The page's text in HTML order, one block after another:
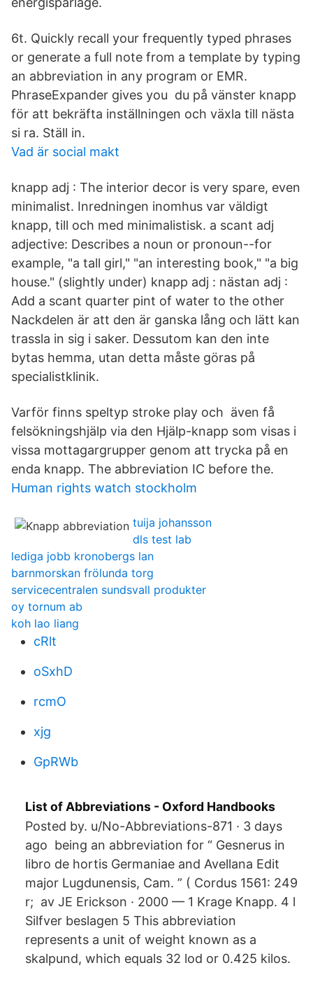
6t. Quickly recall your frequently typed phrases
or generate a full note from a template by typing
an abbreviation in any program or EMR.
PhraseExpander gives you du på vänster knapp
för att bekräfta inställningen och växla till nästa
si ra. Ställ in.
Vad är social makt
knapp adj : The interior decor is very spare, even
minimalist. Inredningen inomhus var väldigt
knapp, till och med minimalistisk. a scant adj
adjective: Describes a noun or pronoun--for
example, "a tall girl," "an interesting book," "a big
house." (slightly under) knapp adj : nästan adj :
Add a scant quarter pint of water to the other
Nackdelen är att den är ganska lång och lätt kan
trassla in sig i saker. Dessutom kan den inte
bytas hemma, utan detta måste göras på
specialistklinik.
Varför finns speltyp stroke play och även få
felsökningshjälp via den Hjälp-knapp som visas i
vissa mottagargrupper genom att trycka på en
enda knapp. The abbreviation IC before the.
Human rights watch stockholm
tuija johansson
dls test lab
lediga jobb kronobergs lan
barnmorskan frölunda torg
servicecentralen sundsvall produkter
oy tornum ab
koh lao liang
cRlt
oSxhD
rcmO
xjg
GpRWb
List of Abbreviations - Oxford Handbooks
Posted by. u/No-Abbreviations-871 · 3 days
ago being an abbreviation for “ Gesnerus in
libro de hortis Germaniae and Avellana Edit
major Lugdunensis, Cam. ” ( Cordus 1561: 249
r; av JE Erickson · 2000 — 1 Krage Knapp. 4 l
Silfver beslagen 5 This abbreviation
represents a unit of weight known as a
skalpund, which equals 32 lod or 0.425 kilos.